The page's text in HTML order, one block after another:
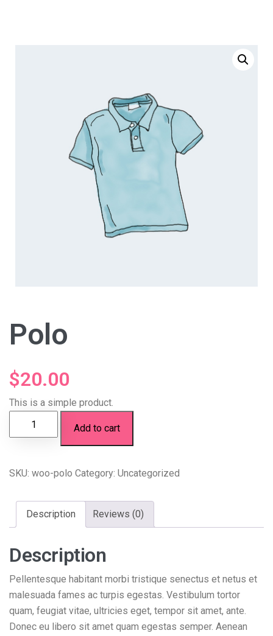
Polo
$20.00
This is a simple product.
Add to cart
SKU: woo-polo Category: Uncategorized
Description Reviews (0)
Description
Pellentesque habitant morbi tristique senectus et netus et
malesuada fames ac turpis egestas. Vestibulum tortor
quam, feugiat vitae, ultricies eget, tempor sit amet, ante.
Donec eu libero sit amet quam egestas semper. Aenean